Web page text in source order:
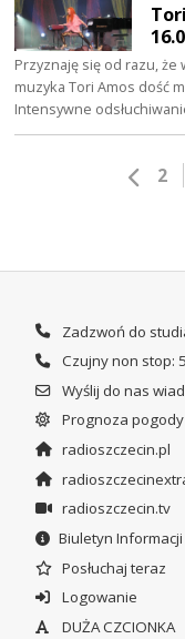
Przyznaję się od razu,
muzyka Tori Amos dość
Intensywne
2
Zadzwoń do
Czujny non stop:
Wyślij do nas
Prognoza pogody
radioszczecin.pl
radioszczecin.tv
Biuletyn
Posłuchaj teraz
Logowanie
DUŻA CZCIONKA